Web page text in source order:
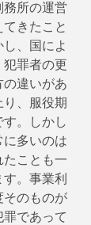
務所の運営
きたこと
、国によ
犯罪者の更
違いがあ
り、服役期
。しかし
に多いのは
ことも一
。事業利
そのものが
であって